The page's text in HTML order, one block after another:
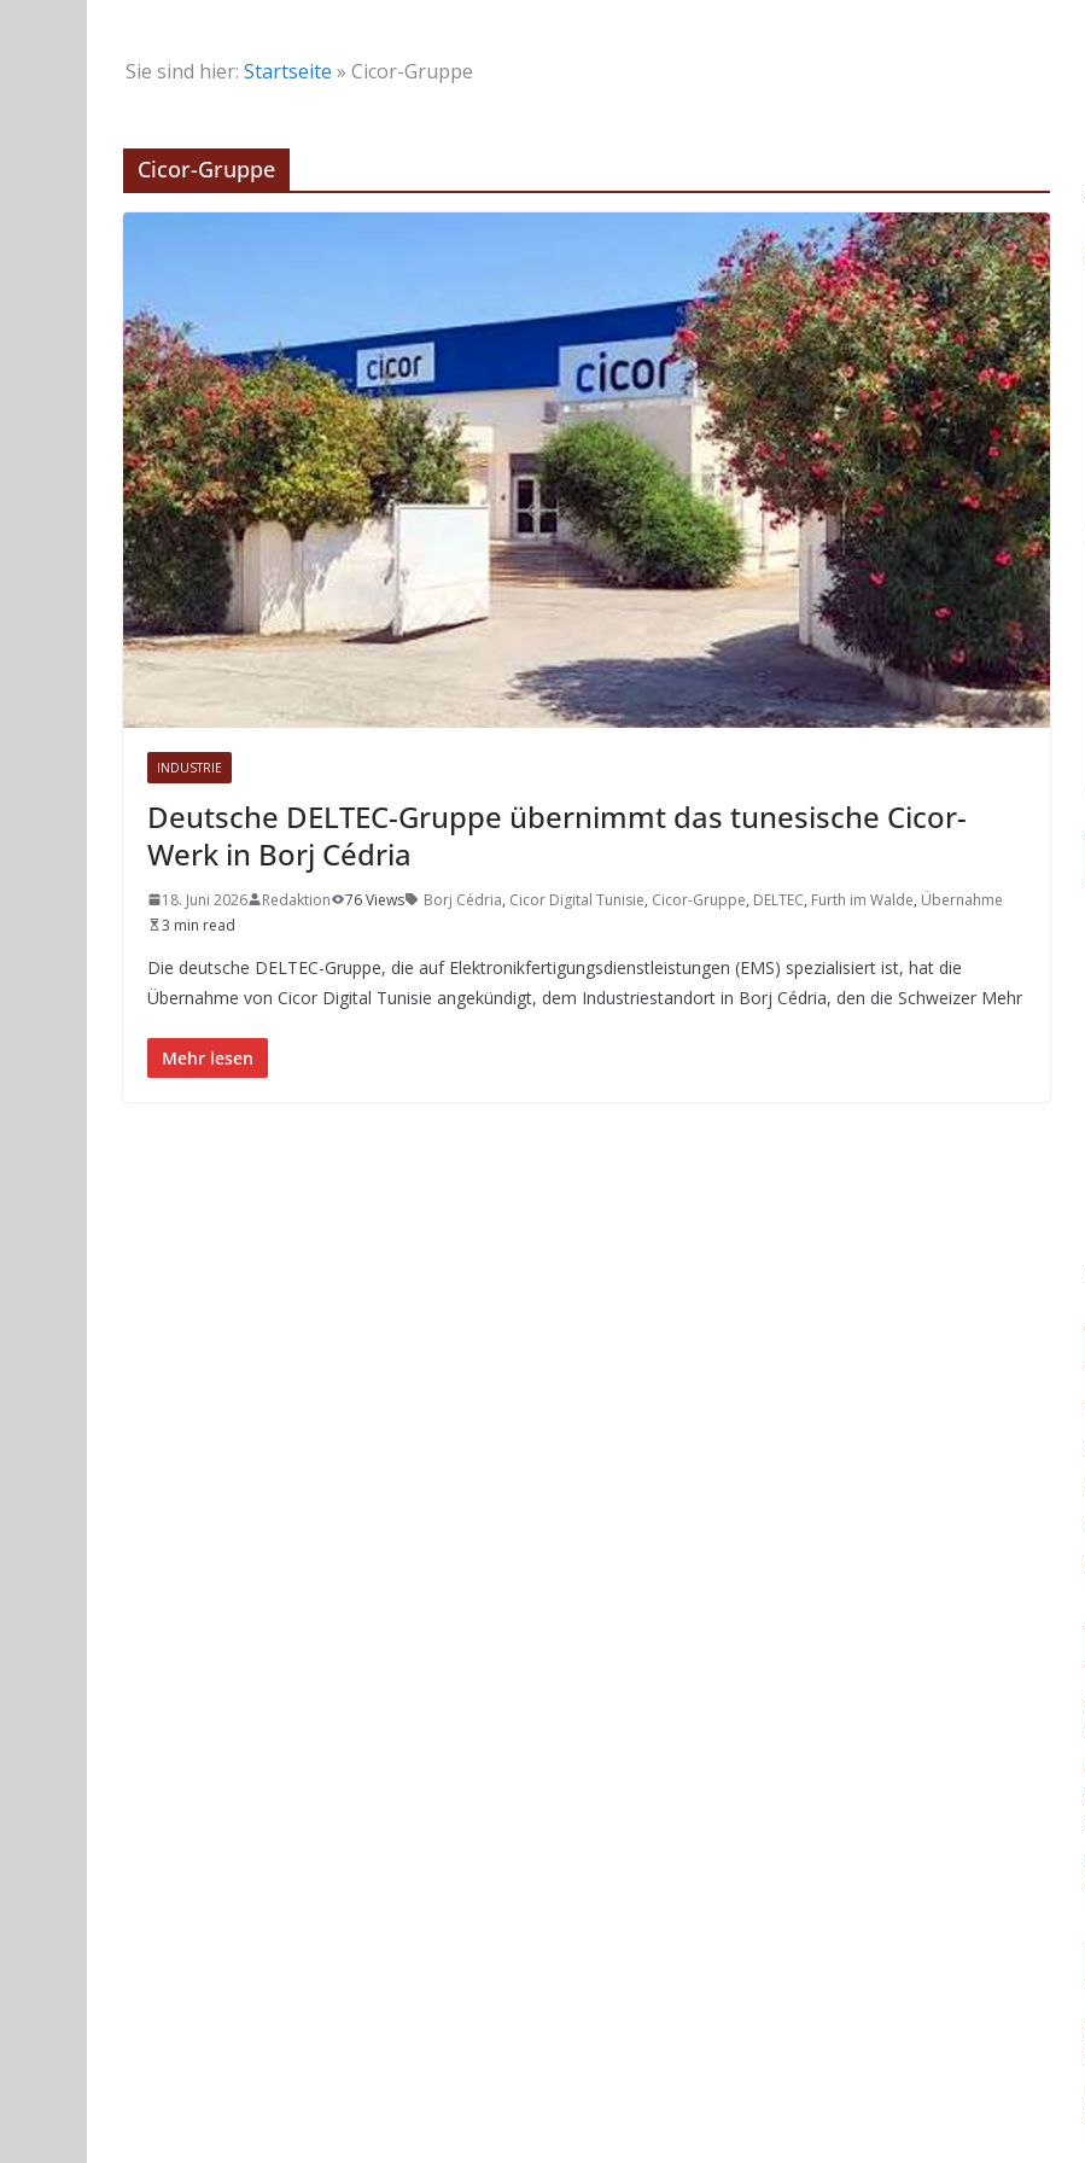
Sie sind hier: Startseite » Cicor-Gruppe
Cicor-Gruppe
INDUSTRIE
Deutsche DELTEC-Gruppe übernimmt das tunesische Cicor-
Werk in Borj Cédria
18. Juni 2026 Redaktion 76 Views Borj Cédria, Cicor Digital Tunisie, Cicor-Gruppe, DELTEC, Furth im Walde, Übernahme
3 min read
Die deutsche DELTEC-Gruppe, die auf Elektronikfertigungsdienstleistungen (EMS) spezialisiert ist, hat die
Übernahme von Cicor Digital Tunisie angekündigt, dem Industriestandort in Borj Cédria, den die Schweizer Mehr
Mehr lesen